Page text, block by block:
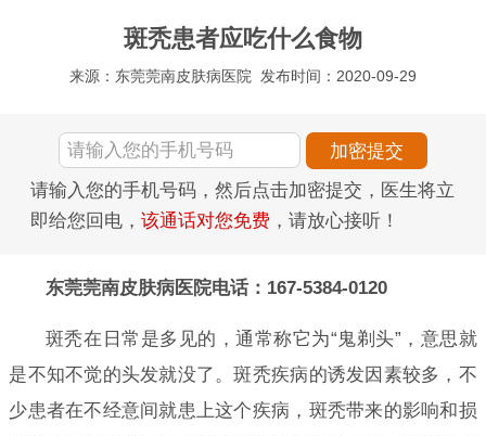
斑秃患者应吃什么食物
来源：东莞莞南皮肤病医院 发布时间：2020-09-29
请输入您的手机号码，然后点击加密提交，医生将立
即给您回电， 该通话对您免费 ，请放心接听！
东莞莞南皮肤病医院电话：167-5384-0120
斑秃在日常是多见的，通常称它为“鬼剃头”，意思就
是不知不觉的头发就没了。斑秃疾病的诱发因素较多，不
少患者在不经意间就患上这个疾病，斑秃带来的影响和损